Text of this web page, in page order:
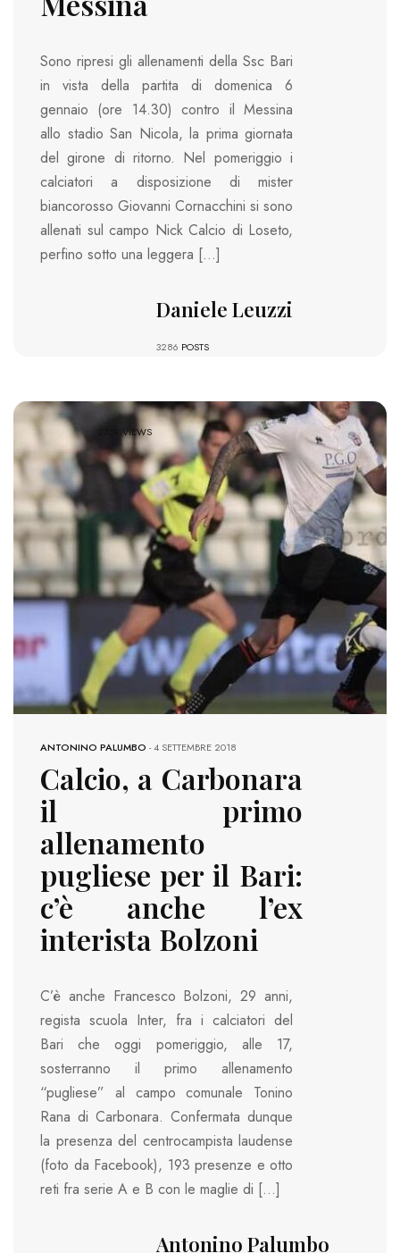
Sono ripresi gli allenamenti della Ssc Bari
in vista della partita di domenica 6
gennaio (ore 14.30) contro il Messina
allo stadio San Nicola, la prima giornata
del girone di ritorno. Nel pomeriggio i
calciatori a disposizione di mister
biancorosso Giovanni Cornacchini si sono
allenati sul campo Nick Calcio di Loseto,
perfino sotto una leggera […]
Daniele Leuzzi
3286 POSTS
2759 VIEWS
ANTONINO PALUMBO -4 SETTEMBRE 2018
Calcio, a Carbonara
il primo
allenamento
pugliese per il Bari:
c’è anche l’ex
interista Bolzoni
C’è anche Francesco Bolzoni, 29 anni,
regista scuola Inter, fra i calciatori del
Bari che oggi pomeriggio, alle 17,
sosterranno il primo allenamento
“pugliese” al campo comunale Tonino
Rana di Carbonara. Confermata dunque
la presenza del centrocampista laudense
(foto da Facebook), 193 presenze e otto
reti fra serie A e B con le maglie di […]
Antonino Palumbo